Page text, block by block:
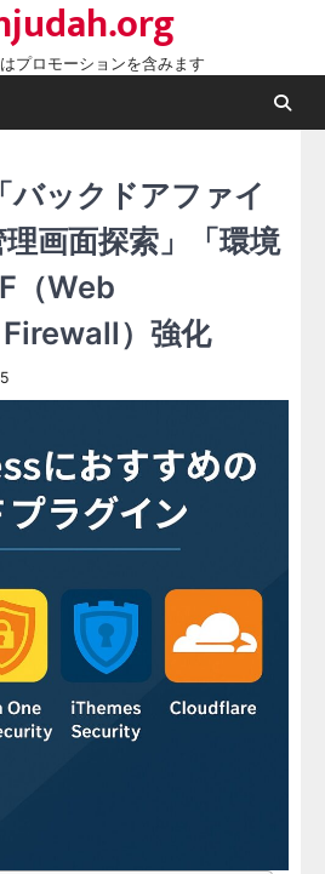
プロモーションを含みます
バックドアファイ
画面探索」「環境
（Web
）強化